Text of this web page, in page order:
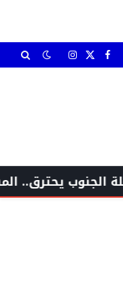
فيسبوك
X الانستغرام
المهم إنو